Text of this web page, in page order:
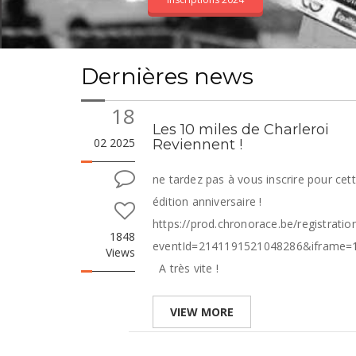
Dernières news
18
02 2025
1848
Views
Les 10 miles de Charleroi
Reviennent !
ne tardez pas à vous inscrire pour
édition anniversaire !
https://prod.chronorace.be/
A très vite !
VIEW MORE